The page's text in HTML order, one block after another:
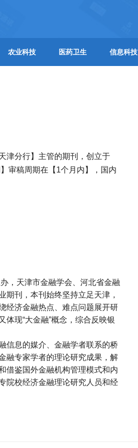
农业科技 医药卫生 信息科技
津分行】主管的期刊，创立于
审稿周期在【1个月内】，国内
，天津市金融学会、河北省金融
期刊，本刊始终坚持立足天津，
经济金融热点、难点问题展开研
现“大金融”概念，综合反映银
信息的媒介、金融学者联系的桥
融专家学者的理论研究成果，解
借鉴国外金融机构管理模式和内
院校经济金融理论研究人员和经